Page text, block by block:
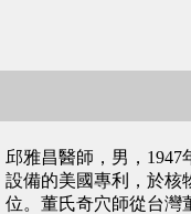
邱雅昌醫師，男，
設備的美國專利，於核
位。董氏奇穴師從台灣